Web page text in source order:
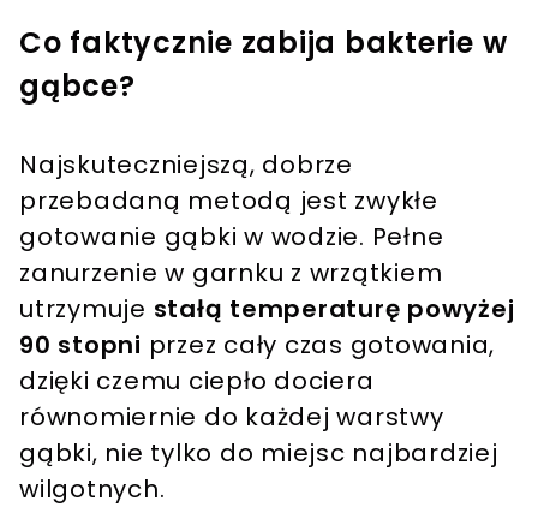
Co faktycznie zabija bakterie w
gąbce?
Najskuteczniejszą, dobrze
przebadaną metodą jest zwykłe
gotowanie gąbki w wodzie. Pełne
zanurzenie w garnku z wrzątkiem
utrzymuje stałą temperaturę powyżej
90 stopni przez cały czas gotowania,
dzięki czemu ciepło dociera
równomiernie do każdej warstwy
gąbki, nie tylko do miejsc najbardziej
wilgotnych.